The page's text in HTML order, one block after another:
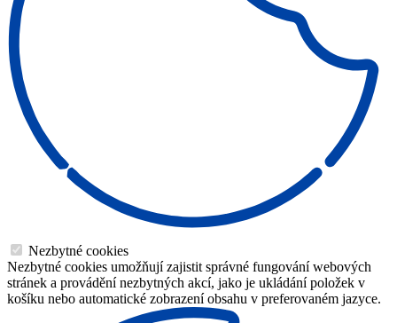
Nezbytné cookies
Nezbytné cookies umožňují zajistit správné fungování webových
stránek a provádění nezbytných akcí, jako je ukládání položek v
košíku nebo automatické zobrazení obsahu v preferovaném jazyce.